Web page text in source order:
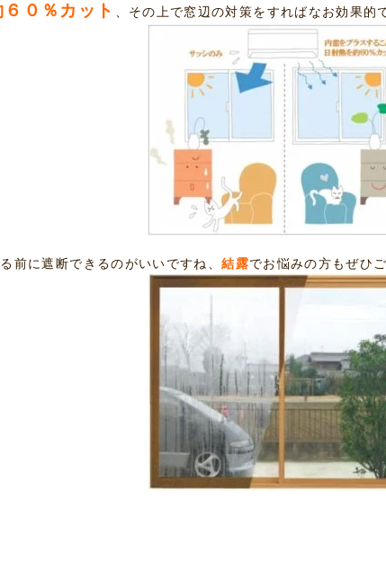
６０％カット 、その上で窓辺の対策をすればなお効果的
前に遮断できるのがいいですね、結露でお悩みの方もぜひ